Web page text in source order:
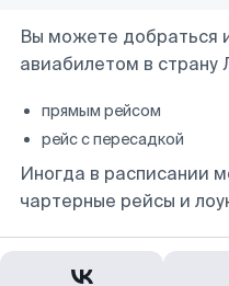
Вы можете добраться
авиабилетом в страну
прямым рейсом
рейс с пересадкой
Иногда в расписании
чартерные рейсы и